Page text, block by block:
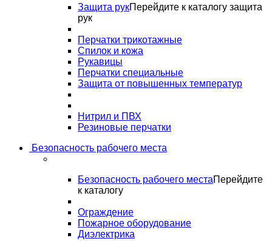
Защита рукПерейдите к каталогу защита
рук
Перчатки трикотажные
Спилок и кожа
Рукавицы
Перчатки специальные
Защита от повышенных температур
Нитрил и ПВХ
Резиновые перчатки
Безопасность рабочего места
Безопасность рабочего местаПерейдите
к каталогу
Ограждение
Пожарное оборудование
Диэлектрика